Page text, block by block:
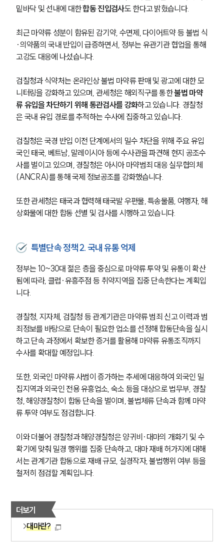
밑바닥 및 선내에 대한 합동 진입검사도 한다고 밝혔습니다.
최근 마약류 성분이 함유된 감기약, 수면제, 다이어트약 등 불법 식
·의약품의 국내 반입이 급증하면서, 정부는 유관기관 협업을 통해
고강도 대응에 나섰습니다.
검찰청과 식약처는 온라인상 불법 마약류 판매 및 광고에 대한 모
니터링을 강화하고 있으며, 관세청은 해외직구를 통한 불법 마약
류 유입을 차단하기 위해 통관검사를 강화하고 있습니다. 경찰청
은 국내 유입 경로를 추적하는 수사에 집중하고 있습니다.
검찰청은 국경 반입 이전 단계에서의 밀수 차단을 위해 주요 유입
국인 태국, 베트남, 말레이시아 등에 수사관을 파견해 현지 공조수
사를 벌이고 있으며, 경찰청은 아시아 마약범죄 대응 실무협의체
(ANCRA)를 통해 국제 정보공조를 강화했습니다.
또한 관세청은 태국과 협력해 태국발 우편물, 특송물품, 여행자, 해
상화물에 대한 합동 선별 및 검사를 시행하고 있습니다.
특별단속 정책 2. 국내 유통 억제
정부는 10~30대 젊은 층을 중심으로 마약류 투약 및 유통이 확산
됨에 따라, 클럽·유흥주점 등 취약지역을 집중 단속한다는 계획입
니다.
경찰청, 지자체, 검찰청 등 관계기관은 마약류 범죄 신고 이력과 범
죄정보를 바탕으로 단속이 필요한 업소를 선정해 합동단속을 실시
하고 단속 과정에서 확보한 증거를 활용해 마약류 유통조직까지
수사를 확대할 예정입니다.
또한, 외국인 마약류 사범이 증가하는 추세에 대응하여 외국인 밀
집지역과 외국인 전용 유흥업소, 숙소 등을 대상으로 법무부, 경찰
청, 해양경찰청이 합동 단속을 벌이며, 불법체류 단속과 함께 마약
류 투약 여부도 점검합니다.
이와 더불어 경찰청과 해양경찰청은 양귀비·대마의 개화기 및 수
확기에 맞춰 밀경 행위를 집중 단속하고, 대마 재배 허가지에 대해
서는 관계기관 합동으로 재배 규모, 실경작자, 불법행위 여부 등을
철저히 점검할 계획입니다.
더보기
대마란?